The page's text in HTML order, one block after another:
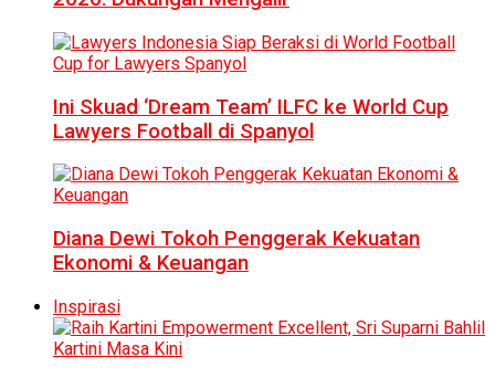
Ini Skuad ‘Dream Team’ ILFC ke World Cup
Lawyers Football di Spanyol
Diana Dewi Tokoh Penggerak Kekuatan
Ekonomi & Keuangan
Inspirasi